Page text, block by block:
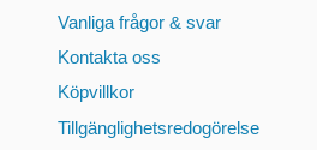
Vanliga frågor & svar
Kontakta oss
Köpvillkor
Tillgänglighetsredogörelse